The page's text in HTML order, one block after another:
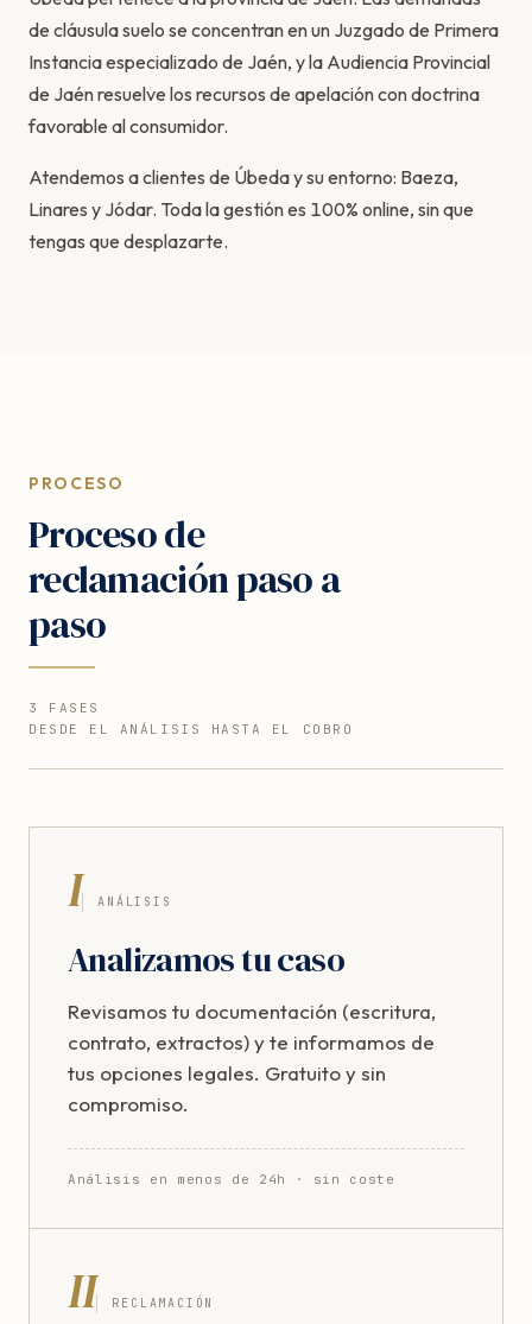
de cláusula suelo se concentran en un Juzgado de Primera
Instancia especializado de Jaén, y la Audiencia Provincial
de Jaén resuelve los recursos de apelación con doctrina
favorable al consumidor.
Atendemos a clientes de Úbeda y su entorno: Baeza,
Linares y Jódar. Toda la gestión es 100% online, sin que
tengas que desplazarte.
PROCESO
Proceso de
reclamación paso a
paso
3 FASES
DESDE EL ANÁLISIS HASTA EL COBRO
I ANÁLISIS
Analizamos tu caso
Revisamos tu documentación (escritura,
contrato, extractos) y te informamos de
tus opciones legales. Gratuito y sin
compromiso.
Análisis en menos de 24h · sin coste
II RECLAMACIÓN